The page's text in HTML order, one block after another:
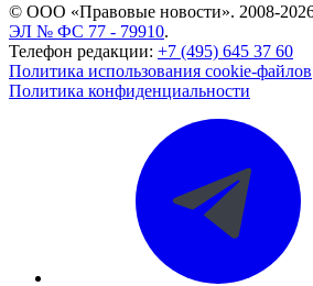
© ООО «Правовые новости». 2008-
ЭЛ № ФС 77 - 79910.
Телефон редакции: +7 (495) 645 37 60
Политика использования cookie-файлов
Политика конфиденциальности